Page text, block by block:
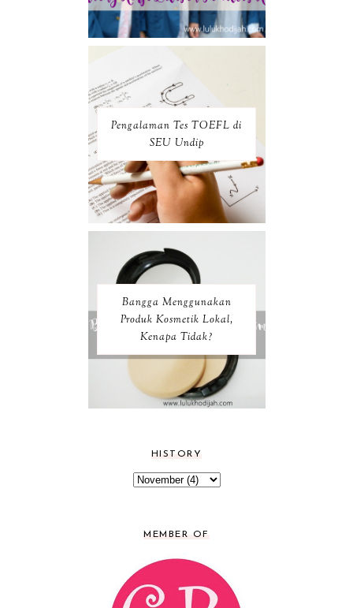
Pengalaman Tes TOEFL di
SEU Undip
Bangga Menggunakan
Produk Kosmetik Lokal,
Kenapa Tidak?
HISTORY
MEMBER OF